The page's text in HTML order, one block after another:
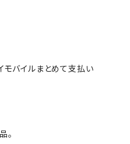
モバイルまとめて支払い
。